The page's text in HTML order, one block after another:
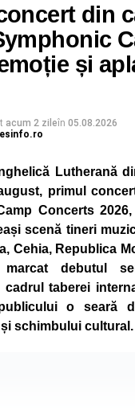
organizate în
decor, oferind
cadru natural
și adolescenților cu
este
pregătit trasee
încât competiția
de drum, cât și
La finalul întrecerii,
fi recompensați cu
evenimentului.
concurs,
direct la
și Informații
program:
din
și
acum 2 zileîn 05.08.2026
Lutherană
primul
Concerts
scenă tineri
Cehia, Republica
marcat debutul
cadrul taberei
o seară
schimbului cultural.